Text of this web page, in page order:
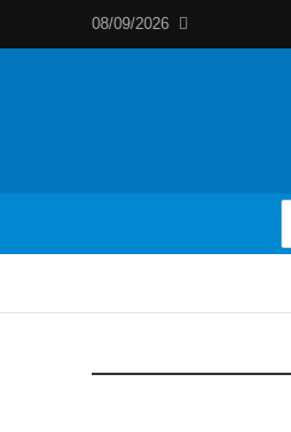
08/09/2026